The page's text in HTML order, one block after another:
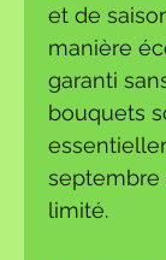
et de
manière
garanti
bouquets
septembre
limité.